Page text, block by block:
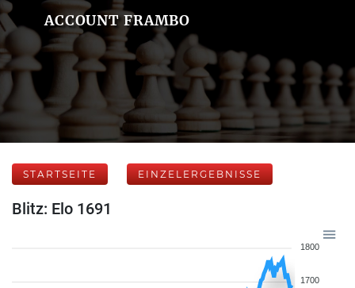
ACCOUNT FRAMBO
STARTSEITE EINZELERGEBNISSE
Blitz: Elo 1691
1800
1700